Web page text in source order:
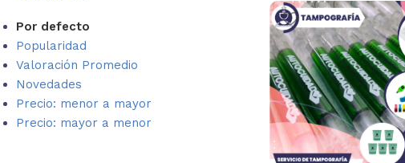
Por defecto
Popularidad
Valoración Promedio
Novedades
Precio: menor a mayor
Precio: mayor a menor